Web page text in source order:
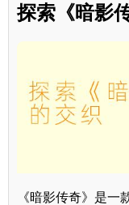
探索《暗影
《暗影传奇》是一